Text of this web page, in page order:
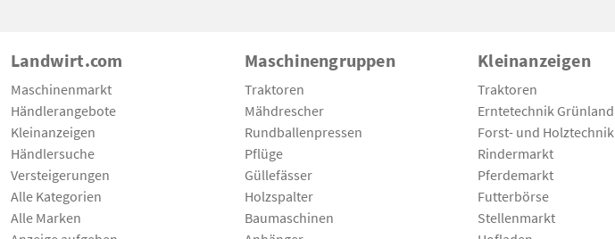
Landwirt.com
Maschinenmarkt
Händlerangebote
Kleinanzeigen
Händlersuche
Versteigerungen
Alle Kategorien
Alle Marken
Maschinengruppen
Traktoren
Mähdrescher
Rundballenpressen
Pflüge
Güllefässer
Holzspalter
Baumaschinen
Kleinanzeigen
Traktoren
Erntetechnik Grünland
Forst- und Holztechnik
Rindermarkt
Pferdemarkt
Futterbörse
Stellenmarkt